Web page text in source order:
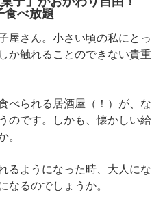
食べ放題
屋さん。小さい頃の私にとっ
か触れることのできない貴重
べられる居酒屋（！）が、な
のです。しかも、懐かしい給
るようになった時、大人にな
なるのでしょうか。